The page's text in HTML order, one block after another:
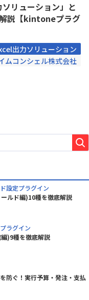
リューション」と
説【kintoneプラグ
出力ソリューション
ムコンシェル株式会社
設定プラグイン
ルド編)10種を徹底解説
ラグイン
)9種を徹底解説
防ぐ！実行予算・発注・支払